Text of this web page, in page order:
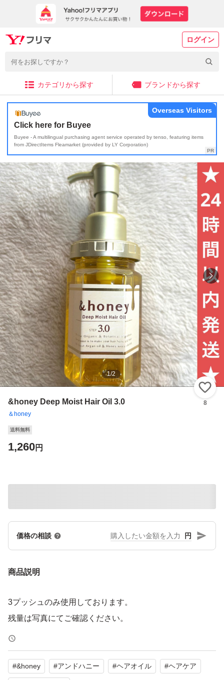
ログイン
カテゴリから探す ブランドから探す
Click here for Buyee
Buyee - A multilingual purchasing agent service operated by tenso, featuring items
from JDirectItems Fleamarket (provided by LY Corporation)
Overseas Visitors
1/2
&honey Deep Moist Hair Oil 3.0
＆honey
8
送料無料
1,260円
価格の相談 円
商品説明
3プッシュのみ使用しております。
#&honey #アンドハニー #ヘアオイル #ヘアケア